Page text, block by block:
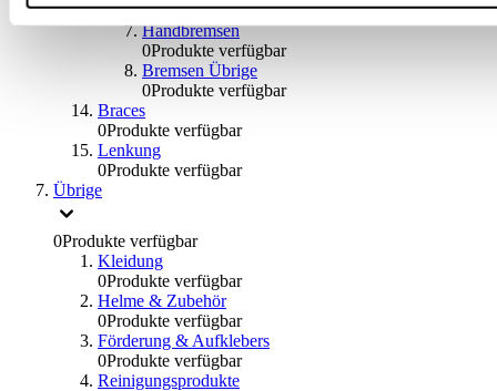
0Produkte verfügbar
Handbremsen
0Produkte verfügbar
Bremsen Übrige
0Produkte verfügbar
Braces
0Produkte verfügbar
Lenkung
0Produkte verfügbar
Übrige
0Produkte verfügbar
Kleidung
0Produkte verfügbar
Helme & Zubehör
0Produkte verfügbar
Förderung & Aufklebers
0Produkte verfügbar
Reinigungsprodukte